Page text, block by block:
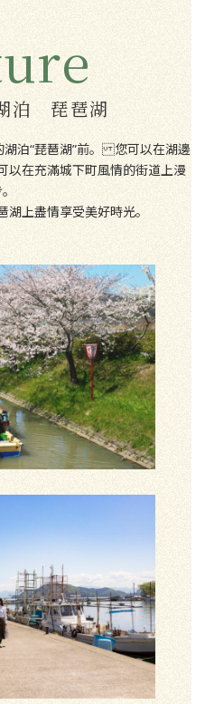
泊 琵琶湖
泊“琵琶湖”前。 您可以在湖邊
以在充滿城下町風情的街道上漫
上盡情享受美好時光。